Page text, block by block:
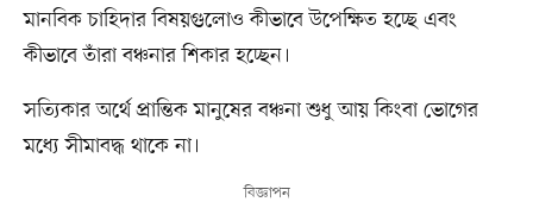
মানবিক চাহিদার বিষয়গুলোও কীভাবে উপেক্ষিত হচ্ছে এবং
কীভাবে তাঁরা বঞ্চনার শিকার হচ্ছেন।
সত্যিকার অর্থে প্রান্তিক মানুষের বঞ্চনা শুধু আয় কিংবা ভোগের
মধ্যে সীমাবদ্ধ থাকে না।